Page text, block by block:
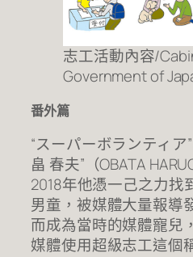
志工活動內容/
Government of
番外篇
“スーパーボランティ
畠 春夫”（OBATA
2018年他憑一己之力找
男童，被媒體大量報導
而成為當時的媒體寵兒
媒體使用超級志工這個